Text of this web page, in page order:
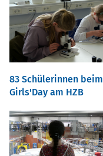
83 Schülerinnen beim
Girls'Day am HZB